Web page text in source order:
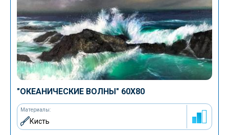
"ОКЕАНИЧЕСКИЕ ВОЛНЫ" 60Х80
Материалы:
Кисть